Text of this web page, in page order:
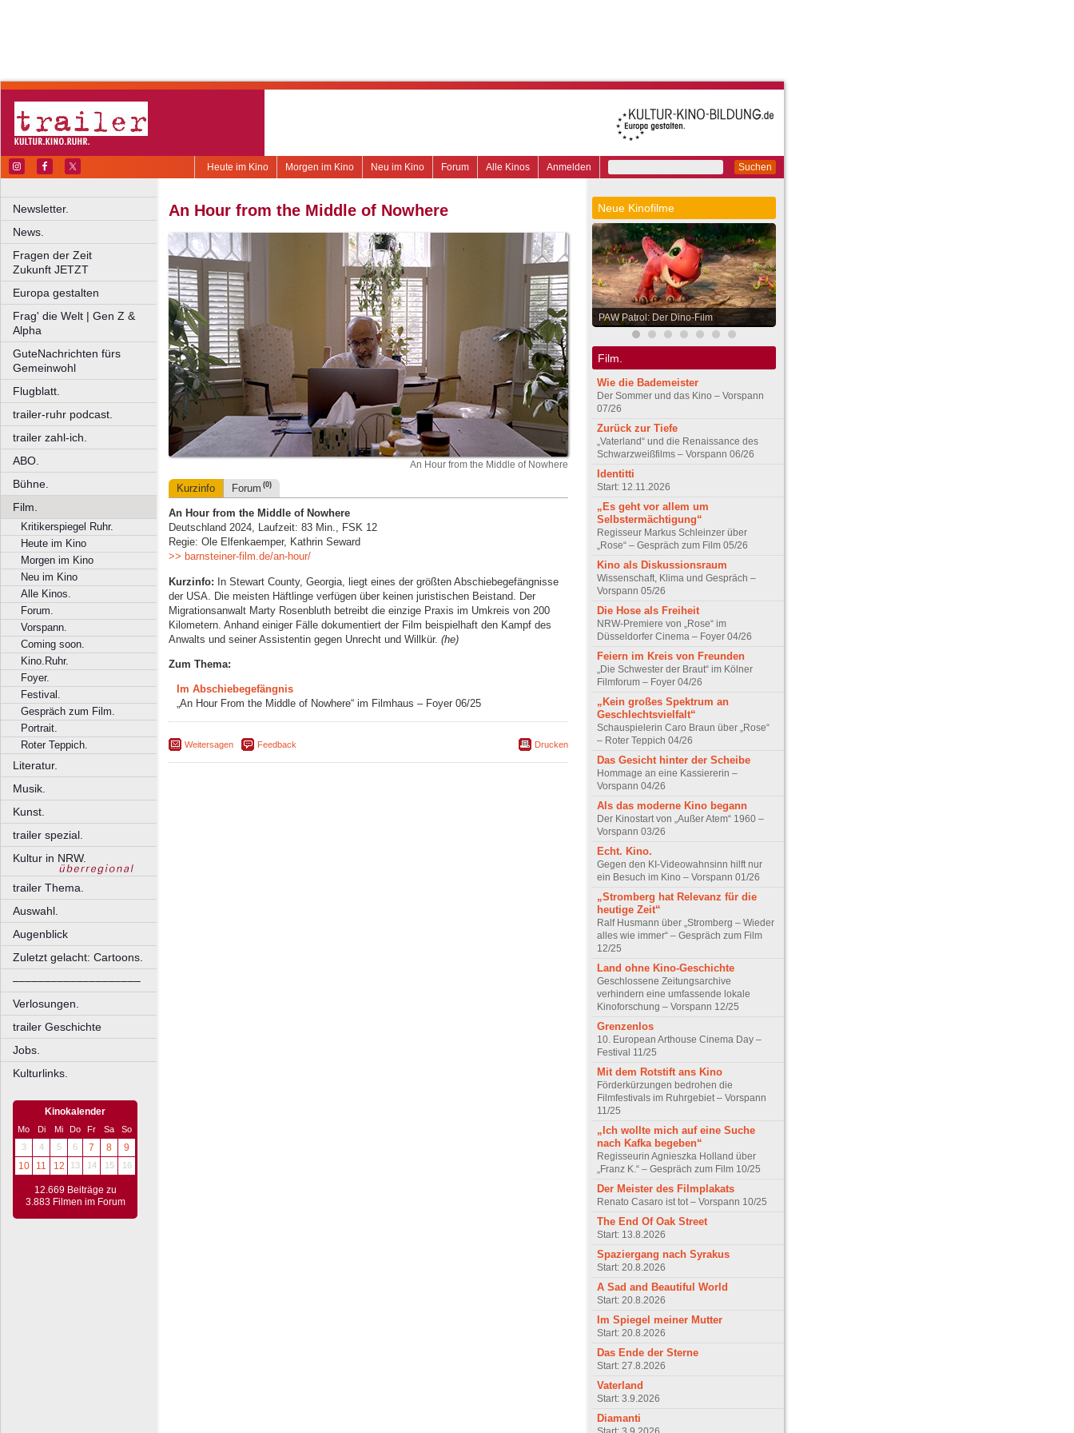
Suchen
Anmelden
Alle Kinos
Forum
Neu im Kino
Morgen im Kino
Heute im Kino
Newsletter.
News.
Fragen der Zeit
Zukunft JETZT
Europa gestalten
Frag' die Welt | Gen Z &
Alpha
GuteNachrichten fürs
Gemeinwohl
Flugblatt.
trailer-ruhr podcast.
trailer zahl-ich.
ABO.
Bühne.
Film.
Kritikerspiegel Ruhr.
Heute im Kino
Morgen im Kino
Neu im Kino
Alle Kinos.
Forum.
Vorspann.
Coming soon.
Kino.Ruhr.
Foyer.
Festival.
Gespräch zum Film.
Portrait.
Roter Teppich.
Literatur.
Musik.
Kunst.
trailer spezial.
Kultur in NRW.
trailer Thema.
Auswahl.
Augenblick
Zuletzt gelacht: Cartoons.
––––––––––––––––––––
Verlosungen.
trailer Geschichte
Jobs.
Kulturlinks.
Kinokalender
Mo Di Mi Do Fr Sa
So
3
4 5 6 7 8
9
10
11 12 13 14 15 16
12.669 Beiträge zu
3.883 Filmen im Forum
An Hour from the Middle of Nowhere
An Hour from the Middle of Nowhere
Kurzinfo Forum (0)
An Hour from the Middle of Nowhere
Deutschland 2024, Laufzeit: 83 Min., FSK 12
Regie: Ole Elfenkaemper, Kathrin Seward
>> barnsteiner-film.de/an-hour/
Kurzinfo: In Stewart County, Georgia, liegt eines der größten Abschiebegefängnisse
der USA. Die meisten Häftlinge verfügen über keinen juristischen Beistand. Der
Migrationsanwalt Marty Rosenbluth betreibt die einzige Praxis im Umkreis von 200
Kilometern. Anhand einiger Fälle dokumentiert der Film beispielhaft den Kampf des
Anwalts und seiner Assistentin gegen Unrecht und Willkür. (he)
Zum Thema:
Im Abschiebegefängnis
„An Hour From the Middle of Nowhere“ im Filmhaus – Foyer 06/25
Weitersagen Feedback Drucken
Neue Kinofilme
PAW Patrol: Der Dino-Film
Film.
Wie die Bademeister
Der Sommer und das Kino – Vorspann
07/26
Zurück zur Tiefe
„Vaterland“ und die Renaissance des
Schwarzweißfilms – Vorspann 06/26
Identitti
Start: 12.11.2026
„Es geht vor allem um
Selbstermächtigung“
Regisseur Markus Schleinzer über
„Rose“ – Gespräch zum Film 05/26
Kino als Diskussionsraum
Wissenschaft, Klima und Gespräch –
Vorspann 05/26
Die Hose als Freiheit
NRW-Premiere von „Rose“ im
Düsseldorfer Cinema – Foyer 04/26
Feiern im Kreis von Freunden
„Die Schwester der Braut“ im Kölner
Filmforum – Foyer 04/26
„Kein großes Spektrum an
Geschlechtsvielfalt“
Schauspielerin Caro Braun über „Rose“
– Roter Teppich 04/26
Das Gesicht hinter der Scheibe
Hommage an eine Kassiererin –
Vorspann 04/26
Als das moderne Kino begann
Der Kinostart von „Außer Atem“ 1960 –
Vorspann 03/26
Echt. Kino.
Gegen den KI-Videowahnsinn hilft nur
ein Besuch im Kino – Vorspann 01/26
„Stromberg hat Relevanz für die
heutige Zeit“
Ralf Husmann über „Stromberg – Wieder
alles wie immer“ – Gespräch zum Film
12/25
Land ohne Kino-Geschichte
Geschlossene Zeitungsarchive
verhindern eine umfassende lokale
Kinoforschung – Vorspann 12/25
Grenzenlos
10. European Arthouse Cinema Day –
Festival 11/25
Mit dem Rotstift ans Kino
Förderkürzungen bedrohen die
Filmfestivals im Ruhrgebiet – Vorspann
11/25
„Ich wollte mich auf eine Suche
nach Kafka begeben“
Regisseurin Agnieszka Holland über
„Franz K.“ – Gespräch zum Film 10/25
Der Meister des Filmplakats
Renato Casaro ist tot – Vorspann 10/25
The End Of Oak Street
Start: 13.8.2026
Spaziergang nach Syrakus
Start: 20.8.2026
A Sad and Beautiful World
Start: 20.8.2026
Im Spiegel meiner Mutter
Start: 20.8.2026
Das Ende der Sterne
Start: 27.8.2026
Vaterland
Start: 3.9.2026
Diamanti